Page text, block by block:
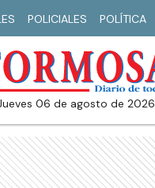
POLICIALES POLÍTICA
jueves 06 de agosto de 2026